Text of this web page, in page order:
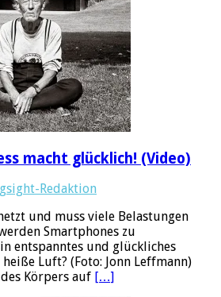
macht glücklich! (Video)
Redaktion
und muss viele Belastungen
Smartphones zu
entspanntes und glückliches
Luft? (Foto: Jonn Leffmann)
Körpers auf […]